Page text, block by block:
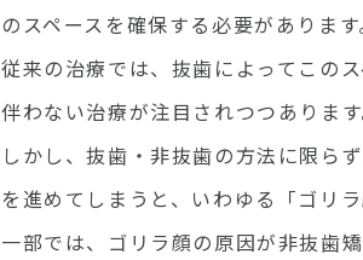
のスペースを確保する必要があります
従来の治療では、抜歯によってこの
伴わない治療が注目されつつあります
しかし、抜歯・非抜歯の方法に限ら
を進めてしまうと、いわゆる「ゴリ
一部では、ゴリラ顔の原因が非抜歯